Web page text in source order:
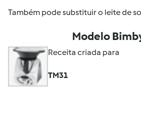
Também pode substituir o leite de
Modelo
Receita criada para
TM31